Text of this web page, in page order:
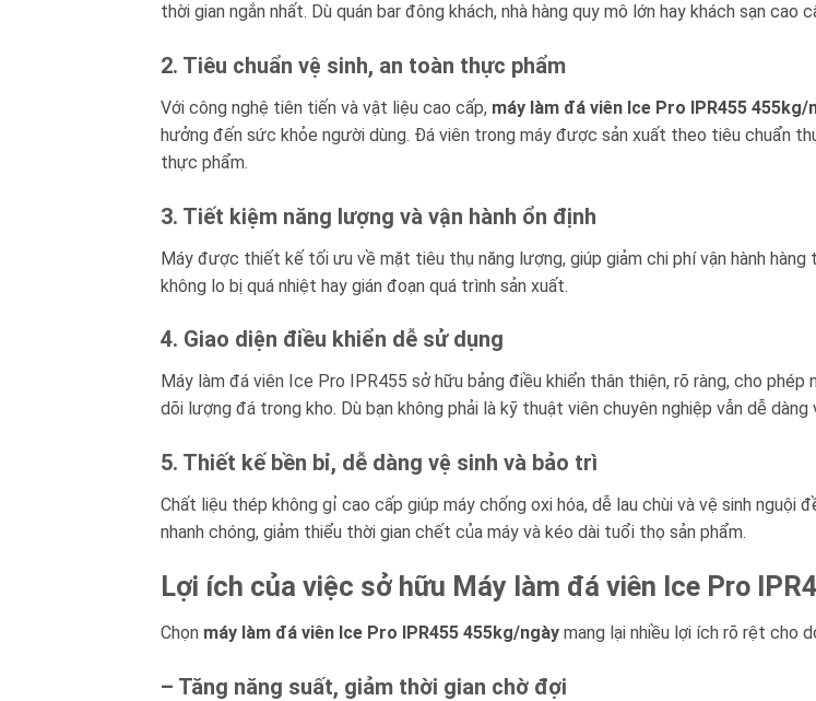
thời gian ngắn nhất. Dù quán bar đông khách, nhà hàng quy mô lớn hay khách sạn
2. Tiêu chuẩn vệ sinh, an toàn thực phẩm
Với công nghệ tiên tiến và vật liệu cao cấp, máy làm đá viên Ice Pro IPR455 455kg/
hưởng đến sức khỏe người dùng. Đá viên trong máy được sản xuất theo tiêu chuẩn
thực phẩm.
3. Tiết kiệm năng lượng và vận hành ổn định
Máy được thiết kế tối ưu về mặt tiêu thụ năng lượng, giúp giảm chi phí vận hành hàng
không lo bị quá nhiệt hay gián đoạn quá trình sản xuất.
4. Giao diện điều khiển dễ sử dụng
Máy làm đá viên Ice Pro IPR455 sở hữu bảng điều khiển thân thiện, rõ ràng, cho
dõi lượng đá trong kho. Dù bạn không phải là kỹ thuật viên chuyên nghiệp vẫn dễ dàng
5. Thiết kế bền bỉ, dễ dàng vệ sinh và bảo trì
Chất liệu thép không gỉ cao cấp giúp máy chống oxi hóa, dễ lau chùi và vệ sinh
nhanh chóng, giảm thiểu thời gian chết của máy và kéo dài tuổi thọ sản phẩm.
Lợi ích của việc sở hữu Máy làm đá viên Ice Pro
Chọn máy làm đá viên Ice Pro IPR455 455kg/ngày mang lại nhiều lợi ích rõ rệt cho
– Tăng năng suất, giảm thời gian chờ đợi